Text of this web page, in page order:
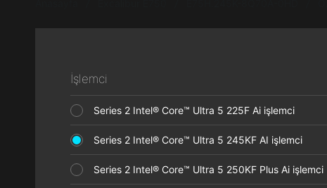
İşlemci
Series 2 Intel® Core™ Ultra 5 225F Ai işlemci
Series 2 Intel® Core™ Ultra 5 245KF AI işlemci
Series 2 Intel® Core™ Ultra 5 250KF Plus Ai işlemci